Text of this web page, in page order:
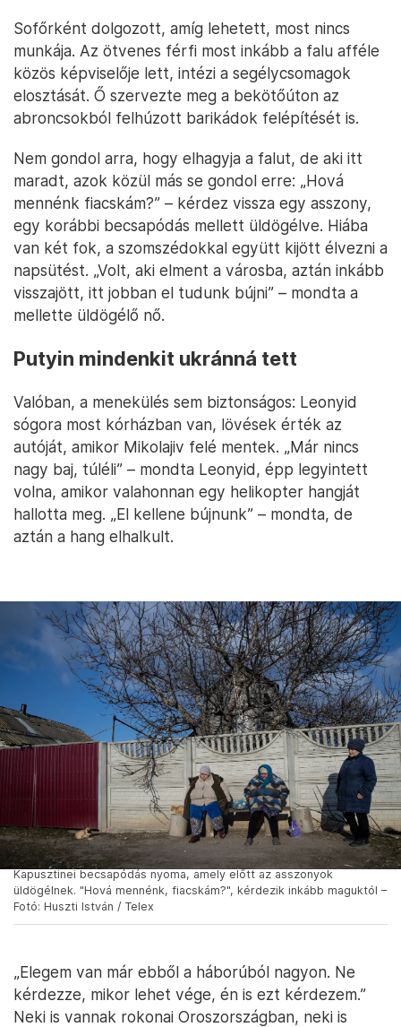
Sofőrként dolgozott, amíg lehetett, most nincs
munkája. Az ötvenes férfi most inkább a falu afféle
közös képviselője lett, intézi a segélycsomagok
elosztását. Ő szervezte meg a bekötőúton az
abroncsokból felhúzott barikádok felépítését is.
Nem gondol arra, hogy elhagyja a falut, de aki itt
maradt, azok közül más se gondol erre: „Hová
mennénk fiacskám?” – kérdez vissza egy asszony,
egy korábbi becsapódás mellett üldögélve. Hiába
van két fok, a szomszédokkal együtt kijött élvezni a
napsütést. „Volt, aki elment a városba, aztán inkább
visszajött, itt jobban el tudunk bújni” – mondta a
mellette üldögélő nő.
Putyin mindenkit ukránná tett
Valóban, a menekülés sem biztonságos: Leonyid
sógora most kórházban van, lövések érték az
autóját, amikor Mikolajiv felé mentek. „Már nincs
nagy baj, túléli” – mondta Leonyid, épp legyintett
volna, amikor valahonnan egy helikopter hangját
hallotta meg. „El kellene bújnunk” – mondta, de
aztán a hang elhalkult.
Kapusztinei becsapódás nyoma, amely előtt az asszonyok
üldögélnek. "Hová mennénk, fiacskám?", kérdezik inkább maguktól –
Fotó: Huszti István / Telex
„Elegem van már ebből a háborúból nagyon. Ne
kérdezze, mikor lehet vége, én is ezt kérdezem.”
Neki is vannak rokonai Oroszországban, neki is